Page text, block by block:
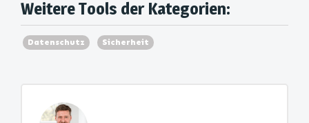
Weitere Tools der Kategorien:
Datenschutz Sicherheit